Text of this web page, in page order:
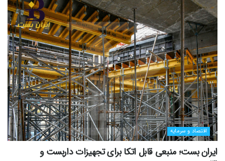
اقتصاد و سرمایه
ایران بست؛ منبعی قابل اتکا برای تجهیزات داربست و